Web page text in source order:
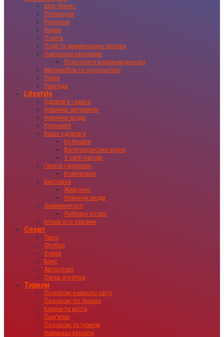
Шоу-бізнес
Література
Культура
Наука
Освіта
Події та кримінальна хроніка
Навчальні програми
Психологія взаємовідносин
Автомобіль та суспільство
Театр
Пригоди
Lifestyle
Здоровʼя і краса
Новинки авторинку
Новинки моди
Кулінарія
Ваше здоровʼя
Кулінарія
Вегетаріанська кухня
У світі напоїв
Газети і журнали
Компромат
Виставка
Живопис
Новинки моди
Знаменитості
Любовні історії
Інтервʼю із зірками
Спорт
Теніс
Футбол
Хокей
Бокс
Автоспорт
Легка атлетіка
Туризм
Подорожі навколо світу
Подорожі по Україні
Країни та міста
Пам’ятки
Подорожі та туризм
Найкращі курорти